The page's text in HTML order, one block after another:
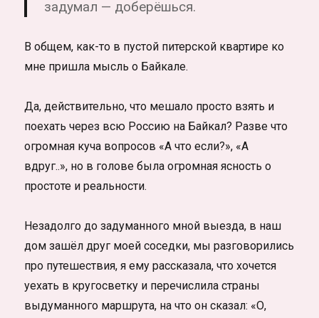
задумал — доберёшься.
В общем, как-то в пустой питерской квартире ко
мне пришла мысль о Байкале.
Да, действительно, что мешало просто взять и
поехать через всю Россию на Байкал? Разве что
огромная куча вопросов «А что если?», «А
вдруг..», но в голове была огромная ясность о
простоте и реальности.
Незадолго до задуманного мной выезда, в наш
дом зашёл друг моей соседки, мы разговорились
про путешествия, я ему рассказала, что хочется
уехать в кругосветку и перечислила страны
выдуманного маршрута, на что он сказал: «О,